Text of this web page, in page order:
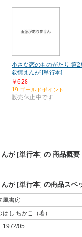
小さな恋のものがたり 第2
叙情まんが [単行本]
￥628
19 ゴールドポイント
販売休止中です
が [単行本] の 商品概要
が [単行本] の商品スペ
風書房
し ちかこ（著）
1972/05